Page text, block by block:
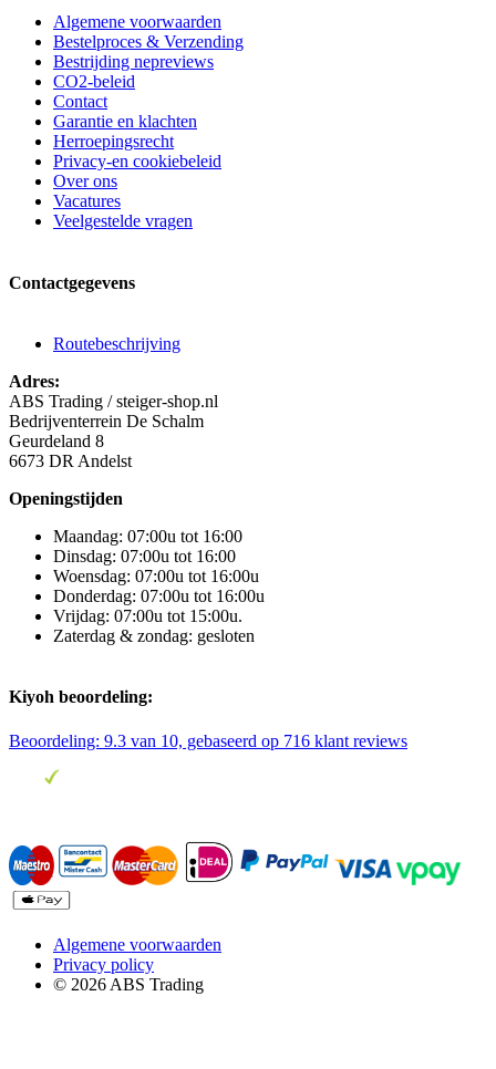
Algemene voorwaarden
Bestelproces & Verzending
Bestrijding nepreviews
CO2-beleid
Contact
Garantie en klachten
Herroepingsrecht
Privacy-en cookiebeleid
Over ons
Vacatures
Veelgestelde vragen
Contactgegevens
Routebeschrijving
Adres:
ABS Trading / steiger-shop.nl
Bedrijventerrein De Schalm
Geurdeland 8
6673 DR Andelst
Openingstijden
Maandag: 07:00u tot 16:00
Dinsdag: 07:00u tot 16:00
Woensdag: 07:00u tot 16:00u
Donderdag: 07:00u tot 16:00u
Vrijdag: 07:00u tot 15:00u.
Zaterdag & zondag: gesloten
Kiyoh beoordeling:
Beoordeling: 9.3 van 10, gebaseerd op 716 klant reviews
Algemene voorwaarden
Privacy policy
© 2026 ABS Trading